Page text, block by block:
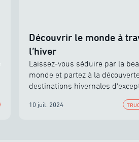
Découvrir le monde à
l’hiver
Laissez-vous séduire par la
monde et partez à la
destinations hivernales
10 juil. 2024